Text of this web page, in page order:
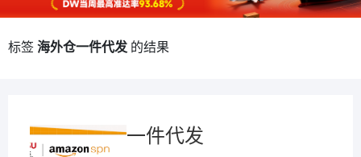
标签 海外仓一件代发 的结果
一件代发